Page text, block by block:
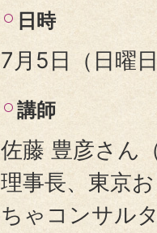
日時
7月5日（日曜
講師
佐藤 豊彦さん
理事長、東京
ちゃコンサル